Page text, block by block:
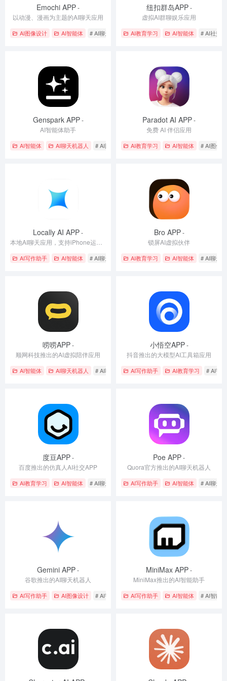
Emochi APP-
以动漫、漫画为主题的AI聊天应用
AI图像设计 AI智能体 # AI聊天应用 # AI角色互动 # 沉浸式社交
纽扣群岛APP-
虚拟AI群聊娱乐应用
AI教育学习 AI智能体 # AI社交
Genspark APP-
AI智能体助手
AI智能体 AI聊天机器人 # AI图像生成 # AI智能助手 # AI聊天应用
Paradot AI APP-
免费 AI 伴侣应用
AI教育学习 AI智能体 # AI图像
Locally AI APP-
AI写作助手 AI智能体 # AI聊天应用 # 离线运行 # 隐私保护
Bro APP-
锁屏AI虚拟伙伴
AI教育学习 AI智能体 # AI聊天
唠唠APP-
顺网科技推出的AI虚拟陪伴应用
AI智能体 AI聊天机器人 # AI聊天应用 # 多模态交互 # 智能陪伴
小悟空APP-
抖音推出的大模型AI工具箱应用
AI写作助手 AI教育学习 # AI智
度豆APP-
百度推出的仿真人AI社交APP
AI教育学习 AI智能体 # AI聊天应用 # 多模态交互 # 情感支持
Poe APP-
Quora官方推出的AI聊天机器人
AI写作助手 AI智能体 # AI聊天
Gemini APP-
谷歌推出的AI聊天机器人
AI写作助手 AI图像设计 # AI智能助手 # AI聊天应用 # 多模态交互
MiniMax APP-
MiniMax推出的AI智能助手
AI写作助手 AI智能体 # AI智能